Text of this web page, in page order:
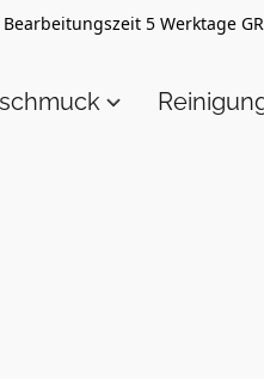
Bearbeitungszeit 5 Werktage